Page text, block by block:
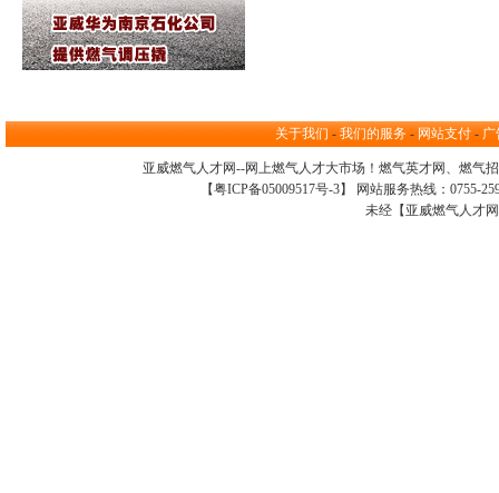
关于我们 - 我们的服务- 网站支付- 广
亚威燃气人才网--网上燃气人才大市场 ！ 燃气英才网 、 燃气
【粤ICP备05009517号-3】 网站服务热线：0755-
未经【亚威燃气人才